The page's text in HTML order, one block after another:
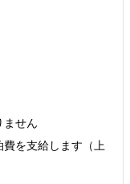
ません
費を支給します（上